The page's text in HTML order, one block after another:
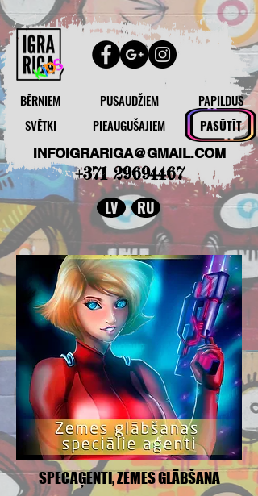
INFOIGRARIGA@GMAIL.COM
+371 29694467
BĒRNIEM PUSAUDŽIEM
PAPILDUS
SVĒTKI
PIEAUGUŠAJIEM PASŪTĪT
LV RU
SPECAĢENTI, ZEMES GLĀBŠANA